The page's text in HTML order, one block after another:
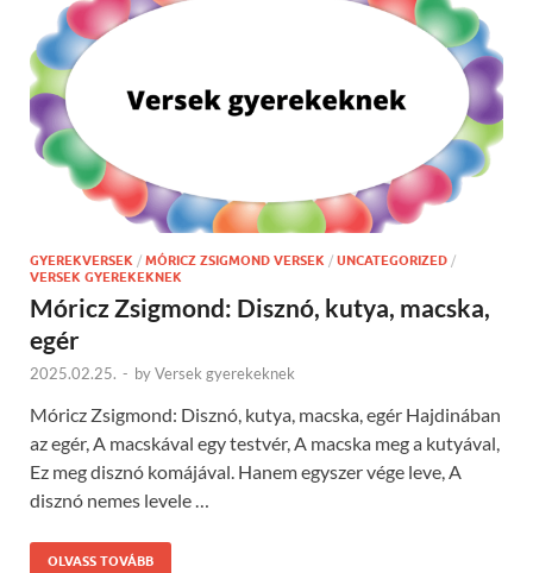
GYEREKVERSEK / MÓRICZ ZSIGMOND VERSEK / UNCATEGORIZED /
VERSEK GYEREKEKNEK
Móricz Zsigmond: Disznó, kutya, macska,
egér
2025.02.25. - byVersek gyerekeknek
Móricz Zsigmond: Disznó, kutya, macska, egér Hajdinában
az egér, A macskával egy testvér, A macska meg a kutyával,
Ez meg disznó komájával. Hanem egyszer vége leve, A
disznó nemes levele …
OLVASS TOVÁBB